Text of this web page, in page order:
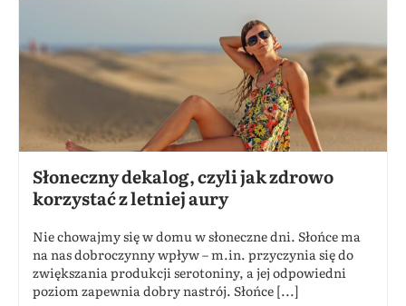
Słoneczny dekalog, czyli jak zdrowo
korzystać z letniej aury
Nie chowajmy się w domu w słoneczne dni. Słońce ma
na nas dobroczynny wpływ – m.in. przyczynia się do
zwiększania produkcji serotoniny, a jej odpowiedni
poziom zapewnia dobry nastrój. Słońce [...]